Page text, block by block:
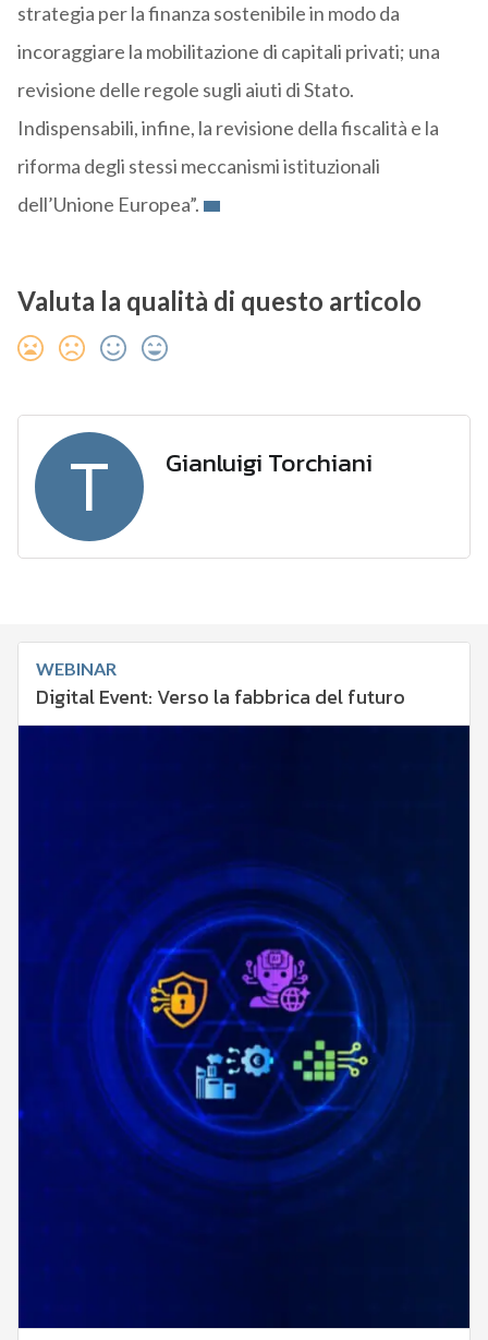
strategia per la finanza sostenibile in modo da
incoraggiare la mobilitazione di capitali privati; una
revisione delle regole sugli aiuti di Stato.
Indispensabili, infine, la revisione della fiscalità e la
riforma degli stessi meccanismi istituzionali
dell’Unione Europea”.
Valuta la qualità di questo articolo
T Gianluigi Torchiani
WEBINAR
Digital Event: Verso la fabbrica del futuro